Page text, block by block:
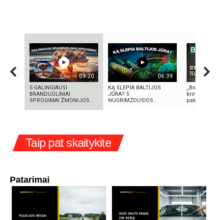
09:20
5 GALINGIAUSI
BRANDUOLINIAI
SPROGIMAI ŽMONIJOS...
06:39
KĄ SLEPIA BALTIJOS
JŪRA? 5
NUGRIMZDUSIOS...
„Bręstantis
kriminalinis
pakeitęs
Taip pat skaitykite
Patarimai